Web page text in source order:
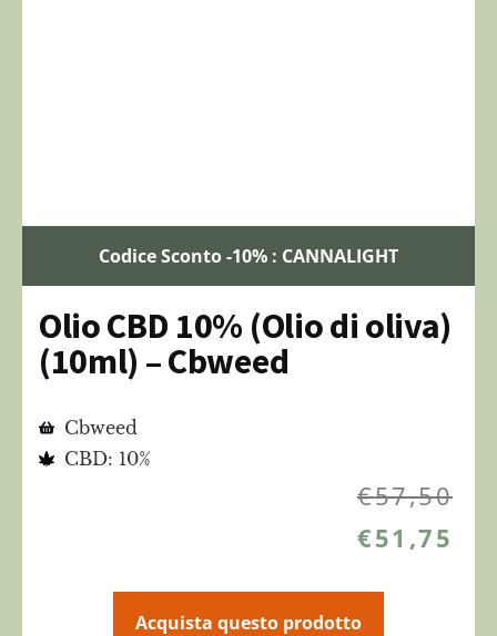
Codice Sconto -10% : CANNALIGHT
Olio CBD 10% (Olio di oliva)
(10ml) – Cbweed
Cbweed
CBD: 10%
€57,50
€51,75
Acquista questo prodotto